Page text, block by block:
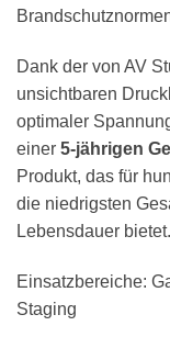
Dank der von AV
unsichtbaren
optimaler
einer 5-jährigen
Produkt, das für
die niedrigsten
Lebensdauer bietet.
Einsatzbereiche:
Staging